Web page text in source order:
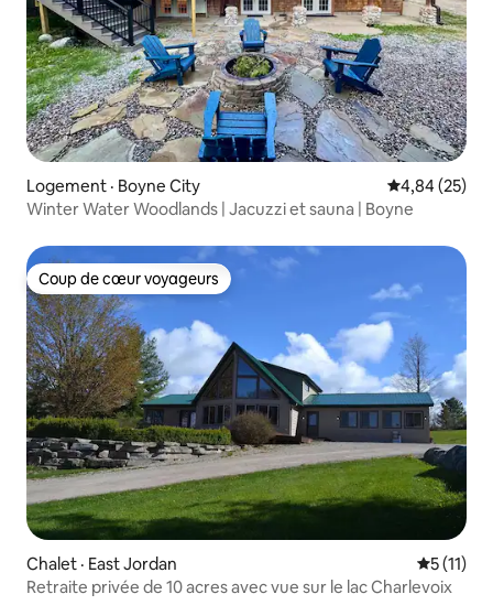
Logement · Boyne City Note
4,84 (25)
Winter Water Woodlands | Jacuzzi et sauna | Boyne
Coup de cœur voyageurs
Coup de cœur voyageurs
Chalet · East Jordan Note
5 (11)
Retraite privée de 10 acres avec vue sur le lac Charlevoix